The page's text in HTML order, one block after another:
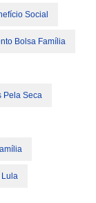
Social
Bolsa Família
Pela Seca
Lula